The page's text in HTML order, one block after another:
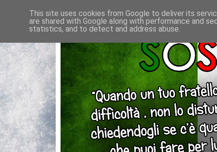
This site uses cookies from Google to deliver its
are shared with Google along with performance and
statistics, and to detect and address abuse.